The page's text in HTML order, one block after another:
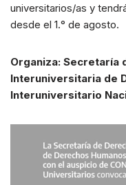
universitarios/as y
desde el 1.° de agosto.
Organiza: Secretaría
Interuniversitaria de
Interuniversitario